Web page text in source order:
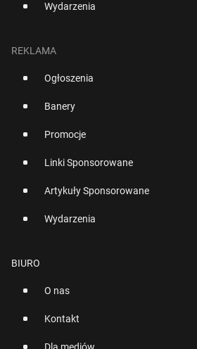
Wydarzenia
REKLAMA
Ogłoszenia
Banery
Promocje
Linki Sponsorowane
Artykuły Sponsorowane
Wydarzenia
BIURO
O nas
Kontakt